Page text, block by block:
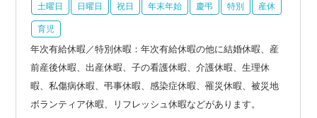
土曜日 日曜日 祝日 年末年始 慶弔 特別 産休
育児
年次有給休暇／特別休暇：年次有給休暇の他に結婚休暇、産
前産後休暇、出産休暇、子の看護休暇、介護休暇、生理休
暇、私傷病休暇、弔事休暇、感染症休暇、罹災休暇、被災地
ボランティア休暇、リフレッシュ休暇などがあります。